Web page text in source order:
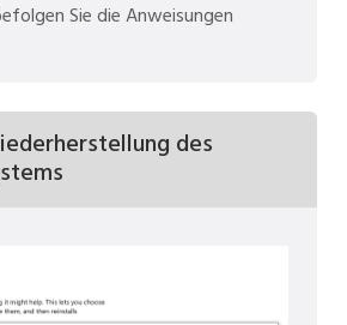
Sie die Anweisungen
des